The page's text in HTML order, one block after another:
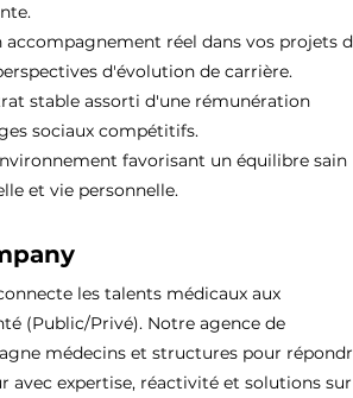
accompagnement réel dans vos projets
d'évolution de carrière.
stable assorti d'une rémunération
sociaux compétitifs.
favorisant un équilibre sain
et vie personnelle.
les talents médicaux aux
(Public/Privé). Notre agence de
médecins et structures pour
avec expertise, réactivité et solutions sur